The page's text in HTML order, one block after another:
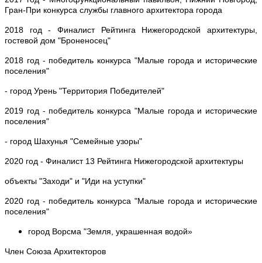
Гран-При конкурса службы главного архитектора города
2018 год - Финалист Рейтинга Нижегородской архитектуры,
гостевой дом "Броненосец"
2018 год - победитель конкурса "Малые города и исторические
поселения"
- город Урень "Территория Победителей"
2019 год - победитель конкурса "Малые города и исторические
поселения"
- город Шахунья "Семейные узоры"
2020 год - Финалист 13 Рейтинга Нижегородской архитектуры
объекты "Заходи" и "Иди на уступки"
2020 год - победитель конкурса "Малые города и исторические
поселения"
город Ворсма "Земля, украшенная водой»
Член Союза Архитекторов